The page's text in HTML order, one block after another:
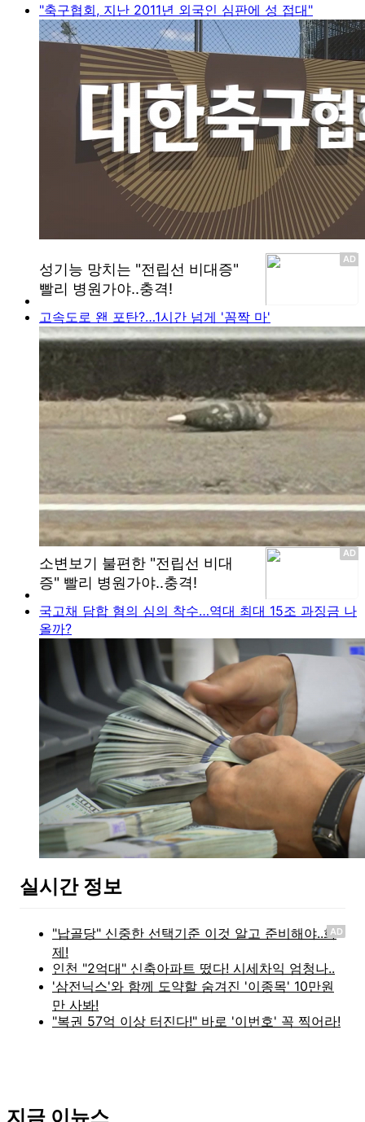
"축구협회, 지난 2011년 외국인 심판에 성 접대"
고속도로 왠 포탄?…1시간 넘게 '꼼짝 마'
국고채 담합 혐의 심의 착수…역대 최대 15조 과징금 나
올까?
실시간 정보
AD
지금 이뉴스